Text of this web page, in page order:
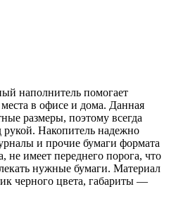
наполнитель помогает
места в офисе и дома. Данная
размеры, поэтому всегда
рукой. Накопитель надежно
и прочие бумаги формата
не имеет переднего порога, что
нужные бумаги. Материал
черного цвета, габариты —